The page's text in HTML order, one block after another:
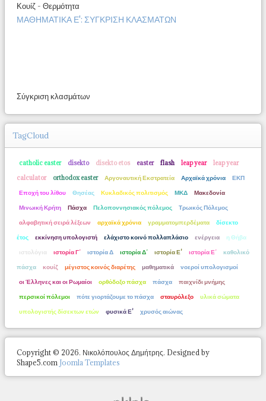
Κουίζ - Θερμότητα
ΜΑΘΗΜΑΤΙΚΑ Ε': ΣΥΓΚΡΙΣΗ ΚΛΑΣΜΑΤΩΝ
Σύγκριση κλασμάτων
TagCloud
catholic easter disekto disekto etos easter flash leap year
leap year
calculator
orthodox easter Αργοναυτική Εκστρατεία Αρχαϊκά χρόνια
ΕΚΠ
Εποχή του λίθου
Θησέας Κυκλαδικός πολιτισμός ΜΚΔ
Μακεδονία
Μινωική Κρήτη
Πάσχα Πελοποννησιακός πόλεμος
Τρωικός Πόλεμος
αλφαβητική σειρά λέξεων
αρχαϊκά χρόνια γραμματομπερδέματα
δίσεκτο
έτος
εκκίνηση υπολογιστή ελάχιστο κοινό πολλαπλάσιο ενέργεια
η Θήβα
ιστολόγια
ιστορία Γ΄ ιστορία Δ ιστορία Δ΄ ιστορία Ε' ιστορία Ε΄
καθολικό
πάσχα
κουίζ μέγιστος κοινός διαρέτης μαθηματικά
νοεροί υπολογισμοί
οι Έλληνες και οι Ρωμαίοι
ορθόδοξο πάσχα πάσχα
παιχνίδι μνήμης
περσικοί πόλεμοι
πότε γιορτάζουμε το πάσχα σταυρόλεξο
υλικά σώματα
υπολογιστής δίσεκτων ετών
φυσικά Ε' χρυσός αιώνας
Copyright © 2026. Νικολόπουλος Δημήτρης. Designed by
Shape5.com Joomla Templates